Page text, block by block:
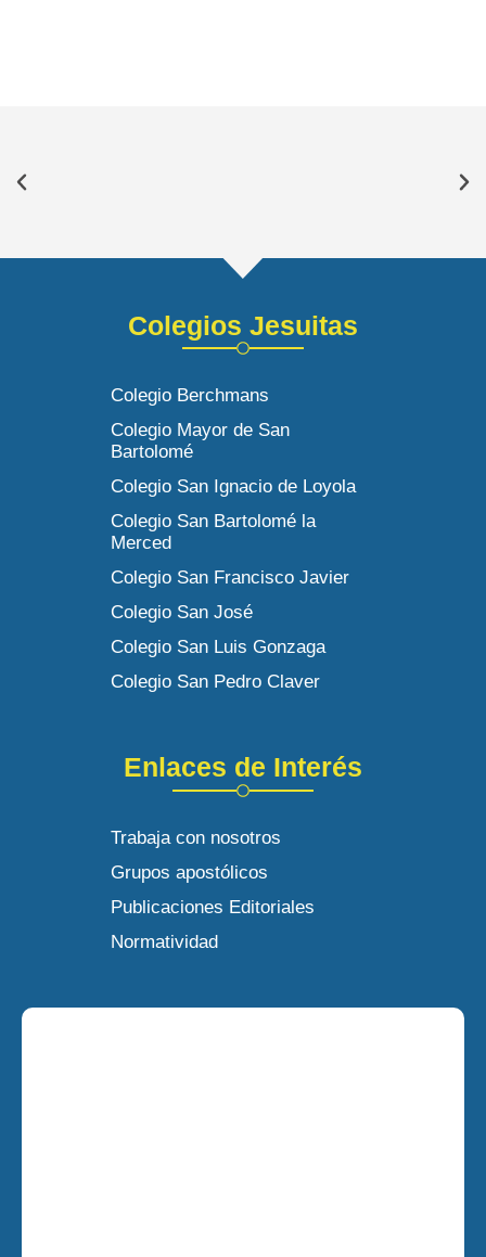
Colegios Jesuitas
Colegio Berchmans
Colegio Mayor de San
Bartolomé
Colegio San Ignacio de Loyola
Colegio San Bartolomé la
Merced
Colegio San Francisco Javier
Colegio San José
Colegio San Luis Gonzaga
Colegio San Pedro Claver
Enlaces de Interés
Trabaja con nosotros
Grupos apostólicos
Publicaciones Editoriales
Normatividad